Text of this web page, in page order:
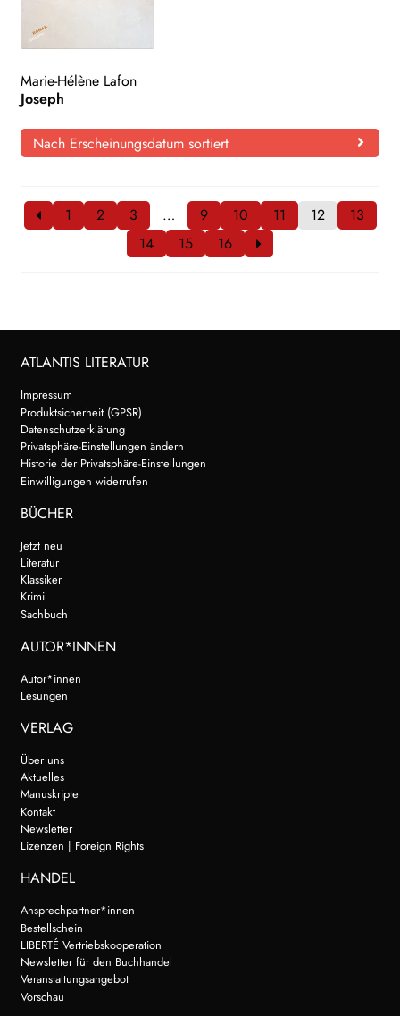
Marie-Hélène Lafon
Joseph
Nach Erscheinungsdatum sortiert
1 2 3 … 9 10 11 12
13
14
15 16
ATLANTIS LITERATUR
Impressum
Produktsicherheit (GPSR)
Datenschutzerklärung
Privatsphäre-Einstellungen ändern
Historie der Privatsphäre-Einstellungen
Einwilligungen widerrufen
BÜCHER
Jetzt neu
Literatur
Klassiker
Krimi
Sachbuch
AUTOR*INNEN
Autor*innen
Lesungen
VERLAG
Über uns
Aktuelles
Manuskripte
Kontakt
Newsletter
Lizenzen | Foreign Rights
HANDEL
Ansprechpartner*innen
Bestellschein
LIBERTÉ Vertriebskooperation
Newsletter für den Buchhandel
Veranstaltungsangebot
Vorschau